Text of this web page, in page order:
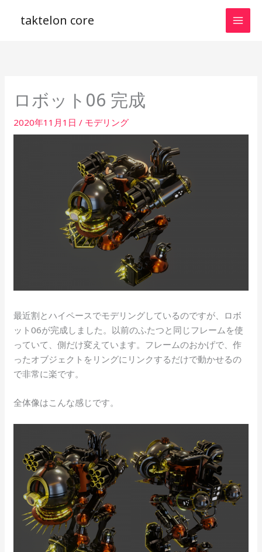
taktelon core
ロボット06 完成
2020年11月1日/ モデリング
最近割とハイペースでモデリングしているのですが、ロボ
ット06が完成しました。以前のふたつと同じフレームを使
っていて、側だけ変えています。フレームのおかげで、作
ったオブジェクトをリングにリンクするだけで動かせるの
で非常に楽です。
全体像はこんな感じです。